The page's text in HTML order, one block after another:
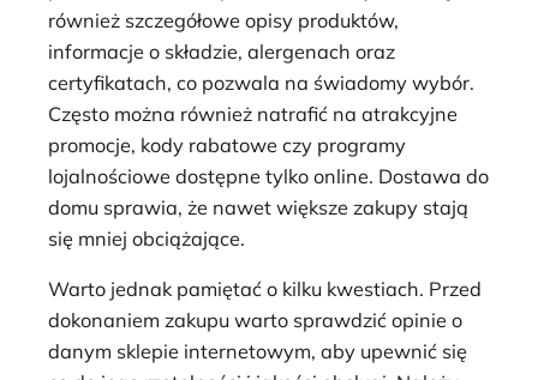
również szczegółowe opisy produktów,
informacje o składzie, alergenach oraz
certyfikatach, co pozwala na świadomy wybór.
Często można również natrafić na atrakcyjne
promocje, kody rabatowe czy programy
lojalnościowe dostępne tylko online. Dostawa do
domu sprawia, że nawet większe zakupy stają
się mniej obciążające.
Warto jednak pamiętać o kilku kwestiach. Przed
dokonaniem zakupu warto sprawdzić opinie o
danym sklepie internetowym, aby upewnić się